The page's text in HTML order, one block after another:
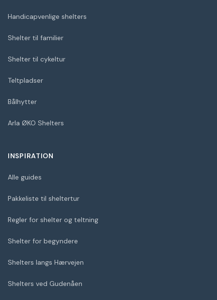
Handicapvenlige shelters
Shelter til familier
Shelter til cykeltur
Teltpladser
Bålhytter
Arla ØKO Shelters
INSPIRATION
Alle guides
Pakkeliste til sheltertur
Regler for shelter og teltning
Shelter for begyndere
Shelters langs Hærvejen
Shelters ved Gudenåen